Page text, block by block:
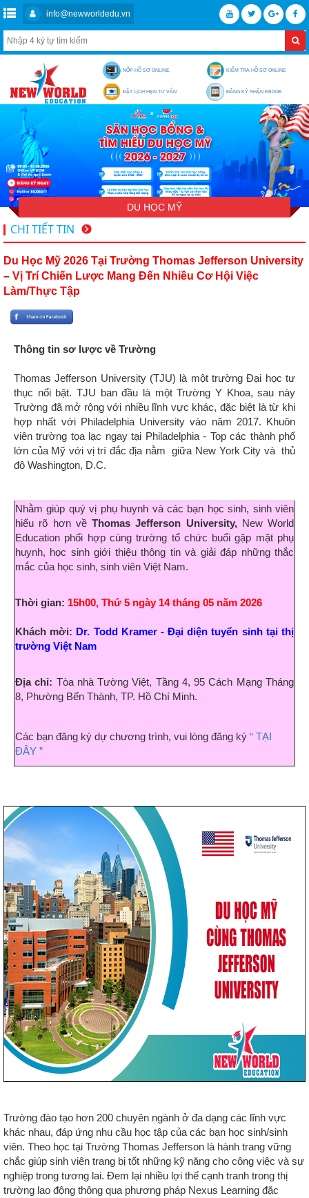
info@newworldedu.vn
NỘP HỒ SƠ ONLINE KIỂM TRA HỒ SƠ ONLINE
ĐẶT LỊCH HẸN TƯ VẤN ĐĂNG KÝ NHẬN EBOOK
DU HỌC MỸ
CHI TIẾT TIN
Du Học Mỹ 2026 Tại Trường Thomas Jefferson University
– Vị Trí Chiến Lược Mang Đến Nhiều Cơ Hội Việc
Làm/thực Tập
Thông tin sơ lược về Trường
Thomas Jefferson University (TJU) là một trường Đại học tư
thục nổi bật. TJU ban đầu là một Trường Y Khoa, sau này
Trường đã mở rộng với nhiều lĩnh vực khác, đặc biệt là từ khi
hợp nhất với Philadelphia University vào năm 2017. Khuôn
viên trường tọa lạc ngay tại Philadelphia - Top các thành phố
lớn của Mỹ với vị trí đắc địa nằm giữa New York City và thủ
đô Washington, D.C.
Nhằm giúp quý vị phụ huynh và các bạn học sinh, sinh viên
hiểu rõ hơn về Thomas Jefferson University, New World
Education phối hợp cùngtrường tổ chức buổi gặp mặt phụ
huynh, học sinh giới thiệu thông tin và giải đáp những thắc
mắc của học sinh, sinh viên Việt Nam.
Thời gian: 15h00, Thứ 5 ngày 14 tháng 05 năm 2026
Khách mời: Dr. Todd Kramer - Đại diện tuyển sinh tại thị
trường Việt Nam
Địa chỉ: Tòa nhà Tường Việt, Tầng 4, 95 Cách Mạng Tháng
8, Phường Bến Thành, TP. Hồ Chí Minh.
Các bạn đăng ký dự chương trình, vui lòng đăng ký “ TẠI
ĐÂY ”
Trường đào tạo hơn 200 chuyên ngành ở đa dạng các lĩnh vực
khác nhau, đáp ứng nhu cầu học tập của các bạn học sinh/sinh
viên. Theo học tại Trường Thomas Jefferson là hành trang vững
chắc giúp sinh viên trang bị tốt những kỹ năng cho công việc và sự
nghiệp trong tương lai. Đem lại nhiều lợi thế cạnh tranh trong thị
trường lao động thông qua phương pháp Nexus Learning đặc